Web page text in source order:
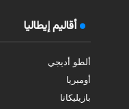
أقاليم إيطاليا
ألطو أديجي
أومبريا
بازيليكاتا